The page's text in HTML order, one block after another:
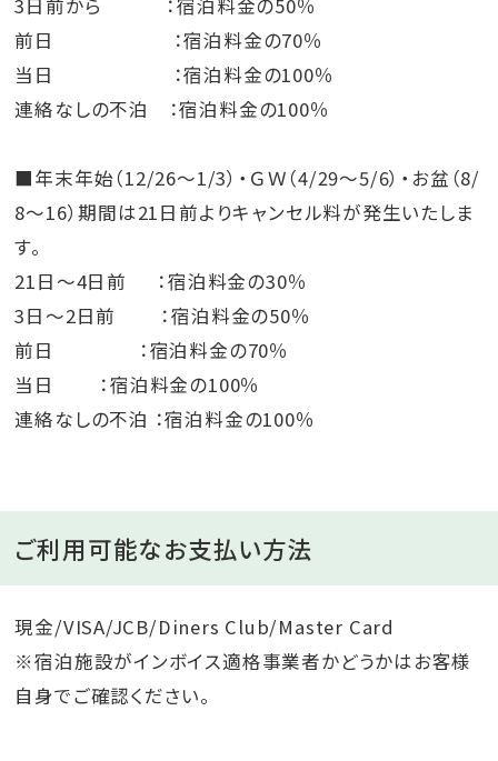
前日 ：宿泊料金の70％
当日 ：宿泊料金の100％
連絡なしの不泊 ：宿泊料金の100％
■年末年始（12/26～1/3）・ＧＷ（4/29～5/6）・お盆（8/
8～16）期間は21日前よりキャンセル料が発生いたしま
す。
21日～4日前 ：宿泊料金の30％
3日～2日前 ：宿泊料金の50％
前日 ：宿泊料金の70％
当日 ：宿泊料金の100％
連絡なしの不泊 ：宿泊料金の100％
ご利用可能なお支払い方法
現金/VISA/JCB/Diners Club/Master Card
※宿泊施設がインボイス適格事業者かどうかはお客様
自身でご確認ください。